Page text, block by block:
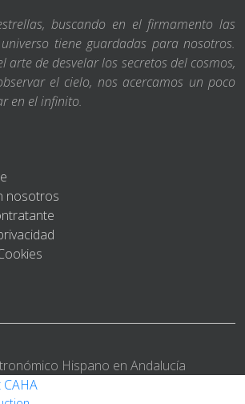
buscando en el firmamento las
tiene guardadas para nosotros.
arte de desvelar los secretos del cosmos,
el cielo, nos acercamos un poco
en el infinito.
nosotros
Hispano en Andalucía